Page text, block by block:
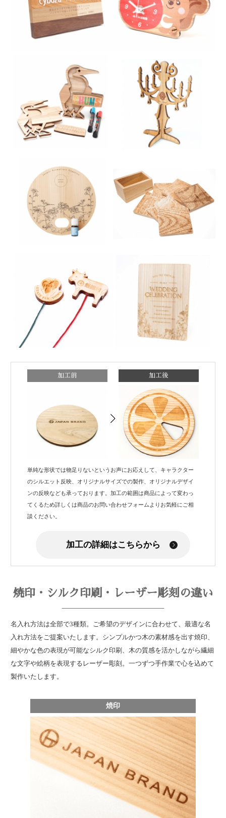
加工前 加工後
単純な形状では物足りないというお声にお応えして、キャラクター
のシルエット反映、オリジナルサイズでの製作、オリジナルデザイ
ンの反映なども承っております。加工の範囲は商品によって変わっ
てくるため詳しくは商品のお問い合わせフォームよりお気軽にご相
談ください。
加工の詳細はこちらから
焼印・シルク印刷・レーザー彫刻の違い
名入れ方法は全部で3種類。ご希望のデザインに合わせて、最適な名
入れ方法をご提案いたします。シンプルかつ木の素材感を出す焼印、
細やかな色の表現が可能なシルク印刷、木の質感を活かしながら繊細
な文字や絵柄を表現するレーザー彫刻。一つずつ手作業で心を込めて
製作いたします。
焼印